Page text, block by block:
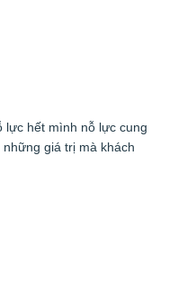
lực hết mình nỗ lực cung
giá trị mà khách